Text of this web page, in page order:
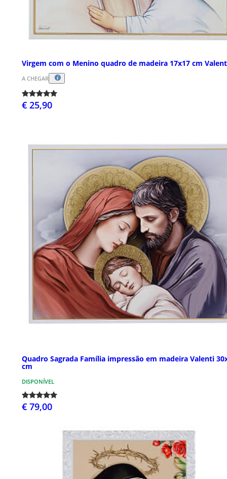
Virgem com o Menino quadro de madeira 17x17 cm
A CHEGAR
€ 25,90
Quadro Sagrada Família impressão em madeira Valenti
cm
DISPONÍVEL
€ 79,00